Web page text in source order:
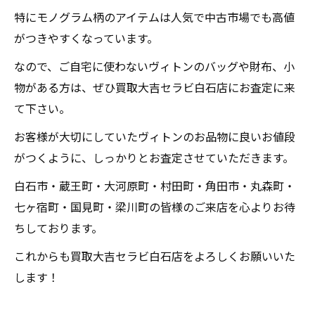
特にモノグラム柄のアイテムは人気で中古市場でも高値
がつきやすくなっています。
なので、ご自宅に使わないヴィトンのバッグや財布、小
物がある方は、ぜひ買取大吉セラビ白石店にお査定に来
て下さい。
お客様が大切にしていたヴィトンのお品物に良いお値段
がつくように、しっかりとお査定させていただきます。
白石市・蔵王町・大河原町・村田町・角田市・丸森町・
七ヶ宿町・国見町・梁川町の皆様のご来店を心よりお待
ちしております。
これからも買取大吉セラビ白石店をよろしくお願いいた
します！